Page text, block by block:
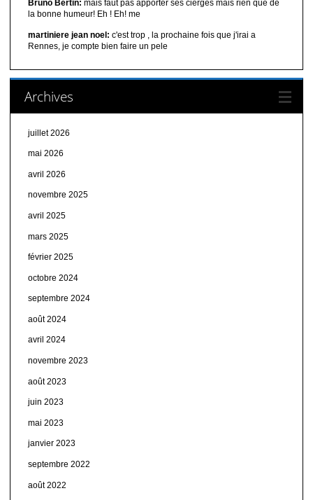
Bruno Bertin: mais faut pas apporter ses cierges mais rien que de
la bonne humeur! Eh ! Eh! me
martiniere jean noel: c'est trop , la prochaine fois que j'irai a
Rennes, je compte bien faire un pele
Archives
juillet 2026
mai 2026
avril 2026
novembre 2025
avril 2025
mars 2025
février 2025
octobre 2024
septembre 2024
août 2024
avril 2024
novembre 2023
août 2023
juin 2023
mai 2023
janvier 2023
septembre 2022
août 2022